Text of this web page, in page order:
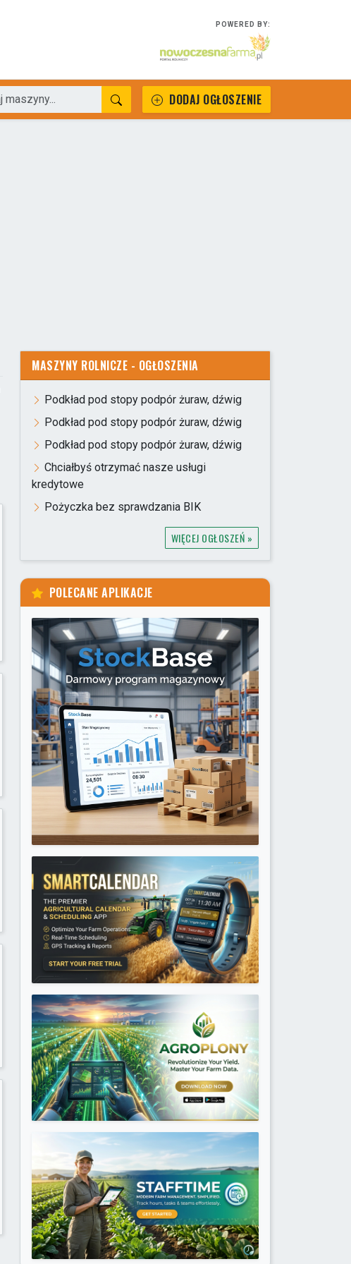
POWERED BY:
DODAJ OGŁOSZENIE
MASZYNY ROLNICZE - OGŁOSZENIA
Podkład pod stopy podpór żuraw, dźwig
Podkład pod stopy podpór żuraw, dźwig
Podkład pod stopy podpór żuraw, dźwig
Chciałbyś otrzymać nasze usługi
kredytowe
Pożyczka bez sprawdzania BIK
WIĘCEJ OGŁOSZEŃ »
POLECANE APLIKACJE